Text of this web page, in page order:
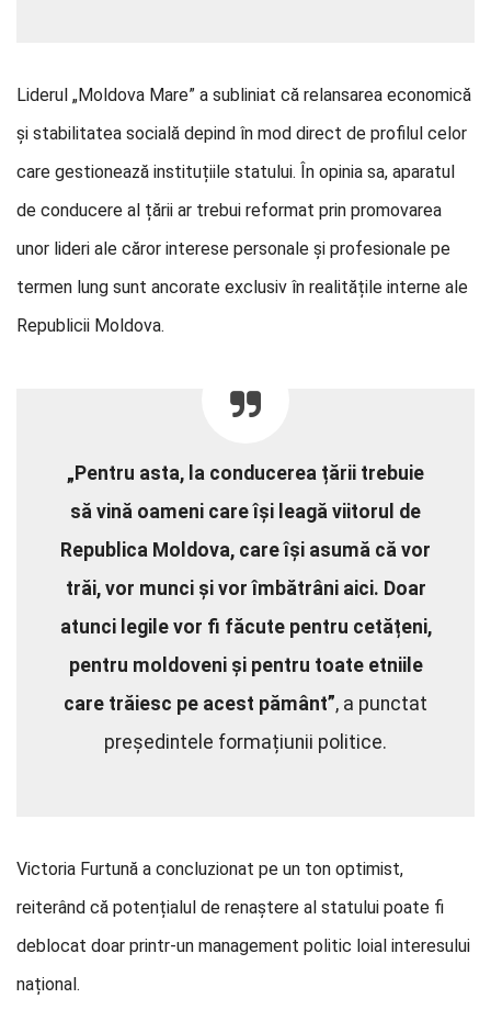
Liderul „Moldova Mare” a subliniat că relansarea economică
și stabilitatea socială depind în mod direct de profilul celor
care gestionează instituțiile statului. În opinia sa, aparatul
de conducere al țării ar trebui reformat prin promovarea
unor lideri ale căror interese personale și profesionale pe
termen lung sunt ancorate exclusiv în realitățile interne ale
Republicii Moldova.
„Pentru asta, la conducerea țării trebuie
să vină oameni care își leagă viitorul de
Republica Moldova, care își asumă că vor
trăi, vor munci și vor îmbătrâni aici. Doar
atunci legile vor fi făcute pentru cetățeni,
pentru moldoveni și pentru toate etniile
care trăiesc pe acest pământ”, a punctat
președintele formațiunii politice.
Victoria Furtună a concluzionat pe un ton optimist,
reiterând că potențialul de renaștere al statului poate fi
deblocat doar printr-un management politic loial interesului
național.